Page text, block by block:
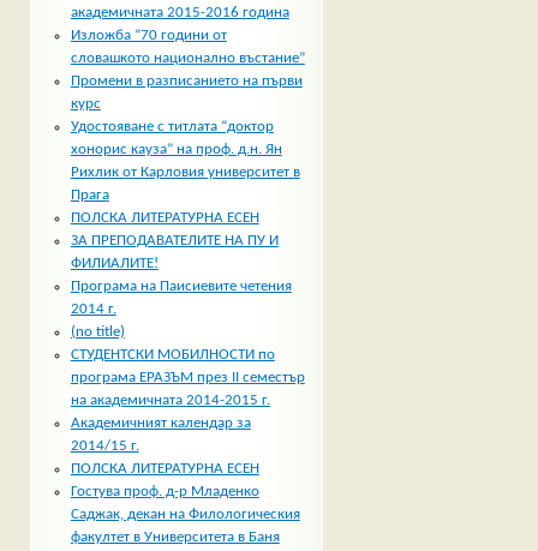
академичната 2015-2016 година
Изложба “70 години от
словашкото национално въстание”
Промени в разписанието на първи
курс
Удостояване с титлата “доктор
хонорис кауза” на проф. д.н. Ян
Рихлик от Карловия университет в
Прага
ПОЛСКА ЛИТЕРАТУРНА ЕСЕН
ЗА ПРЕПОДАВАТЕЛИТЕ НА ПУ И
ФИЛИАЛИТЕ!
Програма на Паисиевите четения
2014 г.
(no title)
СТУДЕНТСКИ МОБИЛНОСТИ по
програма ЕРАЗЪМ през II семестър
на академичната 2014-2015 г.
Академичният календар за
2014/15 г.
ПОЛСКА ЛИТЕРАТУРНА ЕСЕН
Гостува проф. д-р Младенко
Саджак, декан на Филологическия
факултет в Университета в Баня